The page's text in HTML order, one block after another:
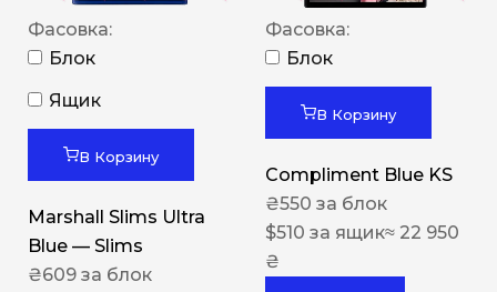
Фасовка:
Блок
Ящик
В Корзину
Marshall Slims Ultra
Blue — Slims
₴609 за блок
Фасовка:
Блок
В Корзину
Compliment Blue KS
₴550 за блок
$510 за ящик≈ 22 950
₴